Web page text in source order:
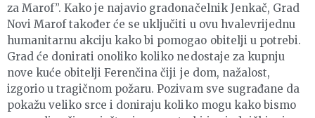
za Marof”. Kako je najavio gradonačelnik Jenkač, Grad
Novi Marof također će se uključiti u ovu hvalevrijednu
humanitarnu akciju kako bi pomogao obitelji u potrebi.
Grad će donirati onoliko koliko nedostaje za kupnju
nove kuće obitelji Ferenčina čiji je dom, nažalost,
izgorio u tragičnom požaru. Pozivam sve sugrađane da
pokažu veliko srce i doniraju koliko mogu kako bismo